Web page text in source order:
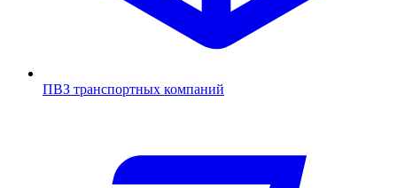
ПВЗ транспортных компаний